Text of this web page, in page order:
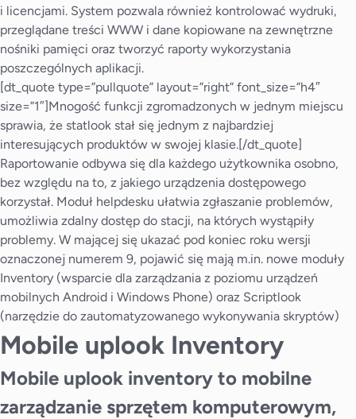
i licencjami. System pozwala również kontrolować wydruki,
przeglądane treści WWW i dane kopiowane na zewnętrzne
nośniki pamięci oraz tworzyć raporty wykorzystania
poszczególnych aplikacji.
[dt_quote type=”pullquote” layout=”right” font_size=”h4″
size=”1″]Mnogość funkcji zgromadzonych w jednym miejscu
sprawia, że statlook stał się jednym z najbardziej
interesujących produktów w swojej klasie.[/dt_quote]
Raportowanie odbywa się dla każdego użytkownika osobno,
bez względu na to, z jakiego urządzenia dostępowego
korzystał. Moduł helpdesku ułatwia zgłaszanie problemów,
umożliwia zdalny dostęp do stacji, na których wystąpiły
problemy. W mającej się ukazać pod koniec roku wersji
oznaczonej numerem 9, pojawić się mają m.in. nowe moduły
Inventory (wsparcie dla zarządzania z poziomu urządzeń
mobilnych Android i Windows Phone) oraz Scriptlook
(narzędzie do zautomatyzowanego wykonywania skryptów)
Mobile uplook Inventory
Mobile uplook inventory to mobilne
zarządzanie sprzętem komputerowym,